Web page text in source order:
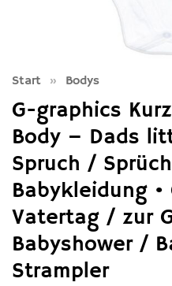
Start » Bodys
G-graphics
Body – Dads
Spruch /
Babykleidung
Vatertag / zur
Babyshower /
Strampler